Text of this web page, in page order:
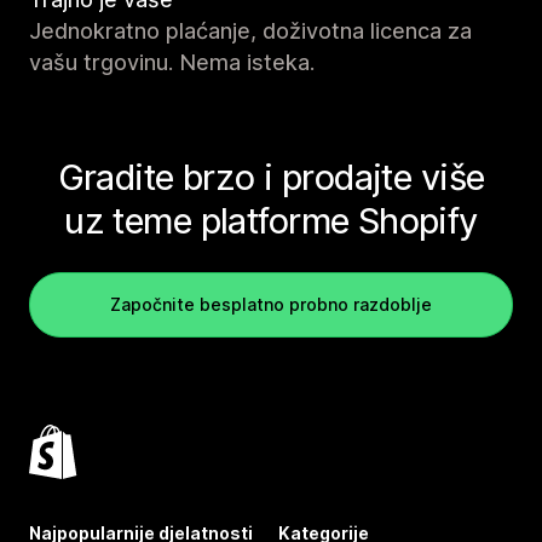
Jednokratno plaćanje, doživotna licenca za
vašu trgovinu. Nema isteka.
Gradite brzo i prodajte više
uz teme platforme Shopify
Započnite besplatno probno razdoblje
Najpopularnije djelatnosti Kategorije